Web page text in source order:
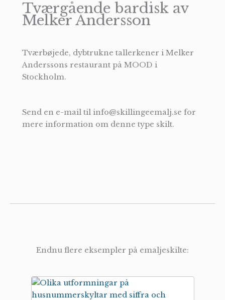
Tværgående bardisk av
Melker Andersson
Tværbøjede, dybtrukne tallerkener i Melker
Anderssons restaurant på MOOD i
Stockholm.
Send en e-mail til info@skillingeemalj.se for
mere information om denne type skilt.
Endnu flere eksempler på emaljeskilte: